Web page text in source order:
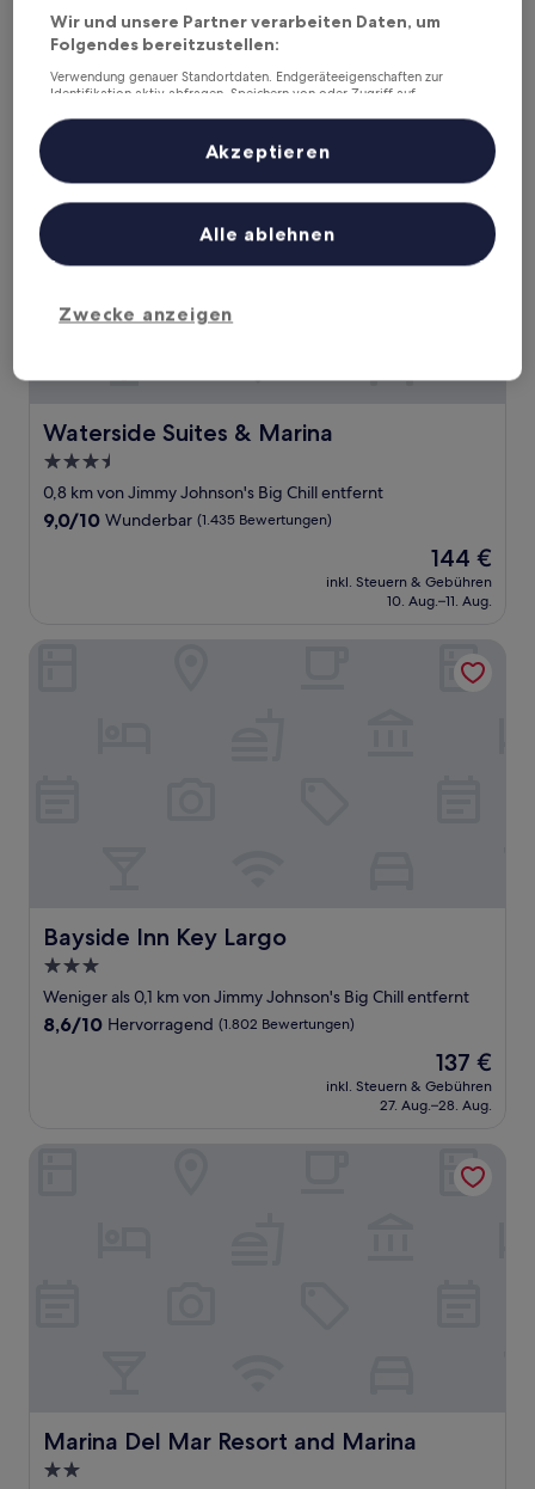
9.2
von
10,
Wunderbar,
(220
Bewertungen)
9,2/10 Wunderbar (220 Bewertungen)
Preis
120 €
inkl. Steuern & Gebühren
24. Aug.–25. Aug.
Waterside Suites & Marina
Waterside Suites & Marina
3.5-
Sterne-
Unterkunft
0,8 km von Jimmy Johnson's Big Chill entfernt
9.0
9,0/10 Wunderbar (1.435 Bewertungen)
Der
Preis
beträgt
144 €
inkl. Steuern & Gebühren
10. Aug.–11. Aug.
Waterside Suites & Marina
Bayside Inn Key Largo
Bayside Inn Key Largo
3.0-
Sterne-
Unterkunft
Weniger als 0,1 km von Jimmy Johnson's Big Chill entfernt
8.6
8,6/10 Hervorragend (1.802 Bewertungen)
Der
Preis
beträgt
137 €
inkl. Steuern & Gebühren
27. Aug.–28. Aug.
Marina Del Mar Resort and Marina
Marina Del Mar Resort and Marina
2.0-
Wir und unsere Partner verarbeiten Daten, um
Folgendes bereitzustellen:
Verwendung genauer Standortdaten. Endgeräteeigenschaften zur
Identifikation aktiv abfragen. Speichern von oder Zugriff auf
Inhalte, Messung von Werbeleistung und der Performance von Inhalten,
Zielgruppenforschung sowie Entwicklung und Verbesserung von
Liste der Partner (Lieferanten)
Zwecke anzeigen
Alle ablehnen
Akzeptieren